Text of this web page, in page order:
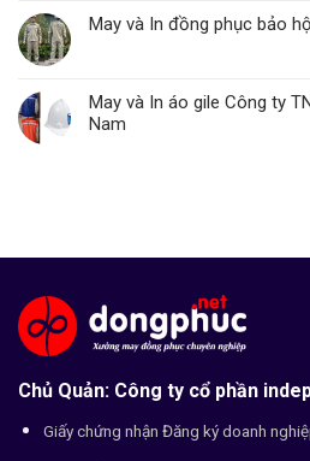
May và In đồng phục bảo
May và In áo gile Công ty
Nam
Chủ Quản: Công ty cổ phần
Giấy chứng nhận Đăng ký doanh